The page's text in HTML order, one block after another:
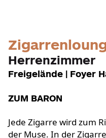
Herrenzimmer
Freigelände | Foyer
ZUM BARON
Jede Zigarre wird zum
der Muse. In der